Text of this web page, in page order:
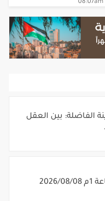
الفاضلة: بين العقل
08